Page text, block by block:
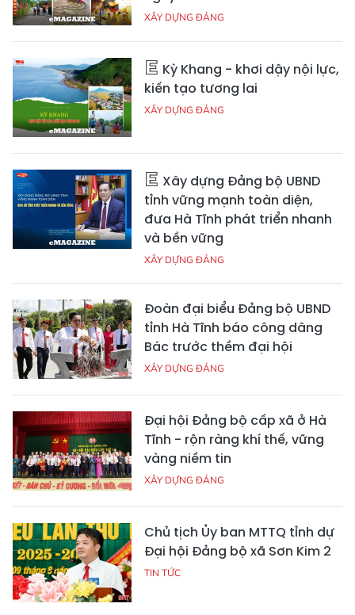
XÂY DỰNG ĐẢNG
Kỳ Khang - khơi dậy nội lực,
kiến tạo tương lai
XÂY DỰNG ĐẢNG
Xây dựng Đảng bộ UBND
tỉnh vững mạnh toàn diện,
đưa Hà Tĩnh phát triển nhanh
và bền vững
XÂY DỰNG ĐẢNG
Đoàn đại biểu Đảng bộ UBND
tỉnh Hà Tĩnh báo công dâng
Bác trước thềm đại hội
XÂY DỰNG ĐẢNG
Đại hội Đảng bộ cấp xã ở Hà
Tĩnh - rộn ràng khí thế, vững
vàng niềm tin
XÂY DỰNG ĐẢNG
Chủ tịch Ủy ban MTTQ tỉnh dự
Đại hội Đảng bộ xã Sơn Kim 2
TIN TỨC